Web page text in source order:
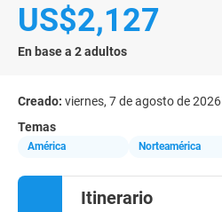
US$2,127
En base a 2 adultos
Creado: viernes, 7 de agosto de 2026
Temas
América Norteamérica
Itinerario